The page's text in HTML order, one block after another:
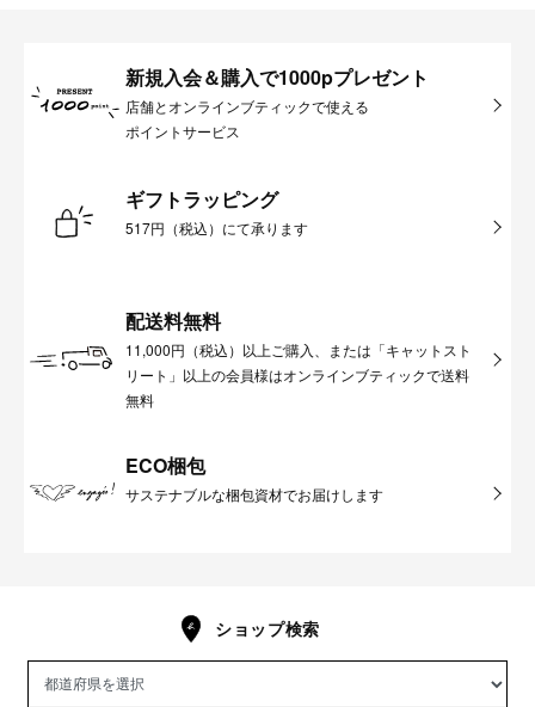
新規入会＆購入で1000pプレゼント
店舗とオンラインブティックで使える
ポイントサービス
ギフトラッピング
517円（税込）にて承ります
配送料無料
11,000円（税込）以上ご購入、または「キャットスト
リート」以上の会員様はオンラインブティックで送料
無料
ECO梱包
サステナブルな梱包資材でお届けします
ショップ検索